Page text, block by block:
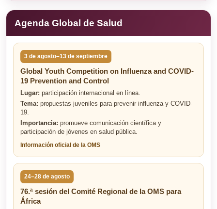
Agenda Global de Salud
3 de agosto–13 de septiembre
Global Youth Competition on Influenza and COVID-
19 Prevention and Control
Lugar: participación internacional en línea.
Tema: propuestas juveniles para prevenir influenza y COVID-
19.
Importancia: promueve comunicación científica y
participación de jóvenes en salud pública.
Información oficial de la OMS
24–28 de agosto
76.ª sesión del Comité Regional de la OMS para
África